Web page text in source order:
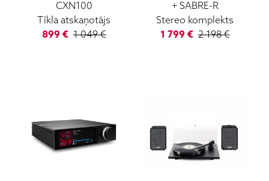
CXN100
Tīkla atskaņotājs
899€ 1 049€
+ SABRE-R
Stereo komplekts
1 799€ 2 198€